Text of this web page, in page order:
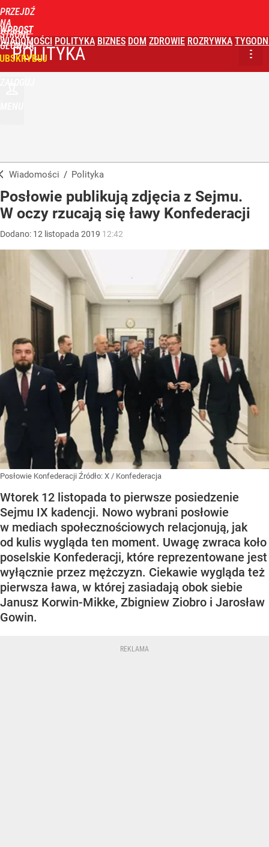
PRZEJDŹ
NA
STRONĘ
GŁÓWNĄ
WPROST
WIADOMOŚCI POLITYKA BIZNES DOM ZDROWIE ROZRYWKA
POLITYKA
Wiadomości / Polityka
Posłowie publikują zdjęcia z Sejmu.
W oczy rzucają się ławy Konfederacji
Dodano: 12 listopada 2019 12:42
Posłowie Konfederacji Źródło: X / Konfederacja
Wtorek 12 listopada to pierwsze posiedzenie
Sejmu IX kadencji. Nowo wybrani posłowie
w mediach społecznościowych relacjonują, jak
od kulis wygląda ten moment. Uwagę zwraca koło
poselskie Konfederacji, które reprezentowane jest
wyłącznie przez mężczyzn. Ciekawie wygląda też
pierwsza ława, w której zasiadają obok siebie
Janusz Korwin-Mikke, Zbigniew Ziobro i Jarosław
Gowin.